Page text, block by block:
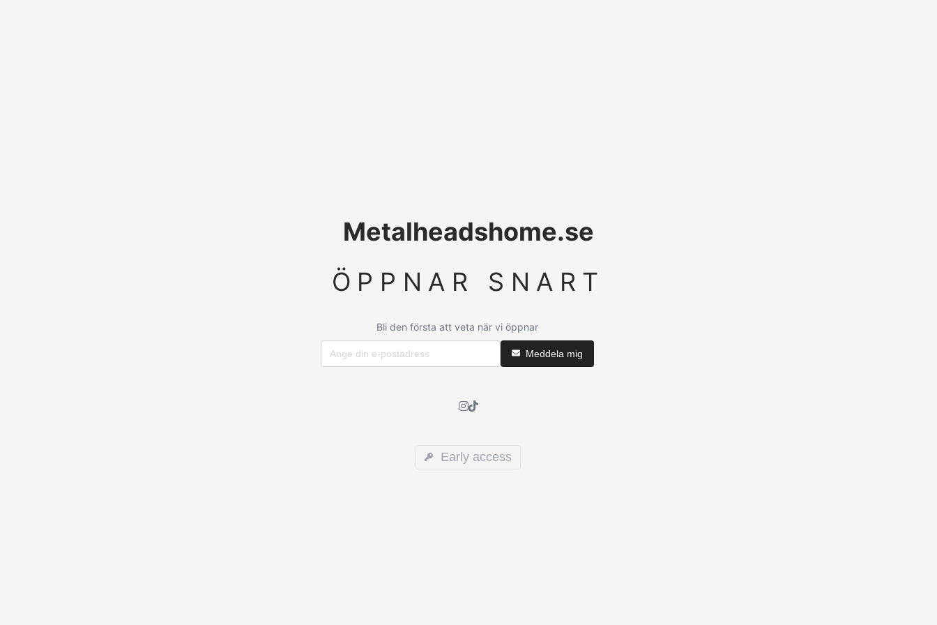
Metalheadshome.se
ÖPPNAR SNART
Bli den första att veta när vi öppnar
Meddela mig
Early access